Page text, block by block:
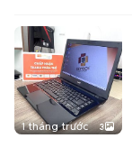
1 tháng trước 3